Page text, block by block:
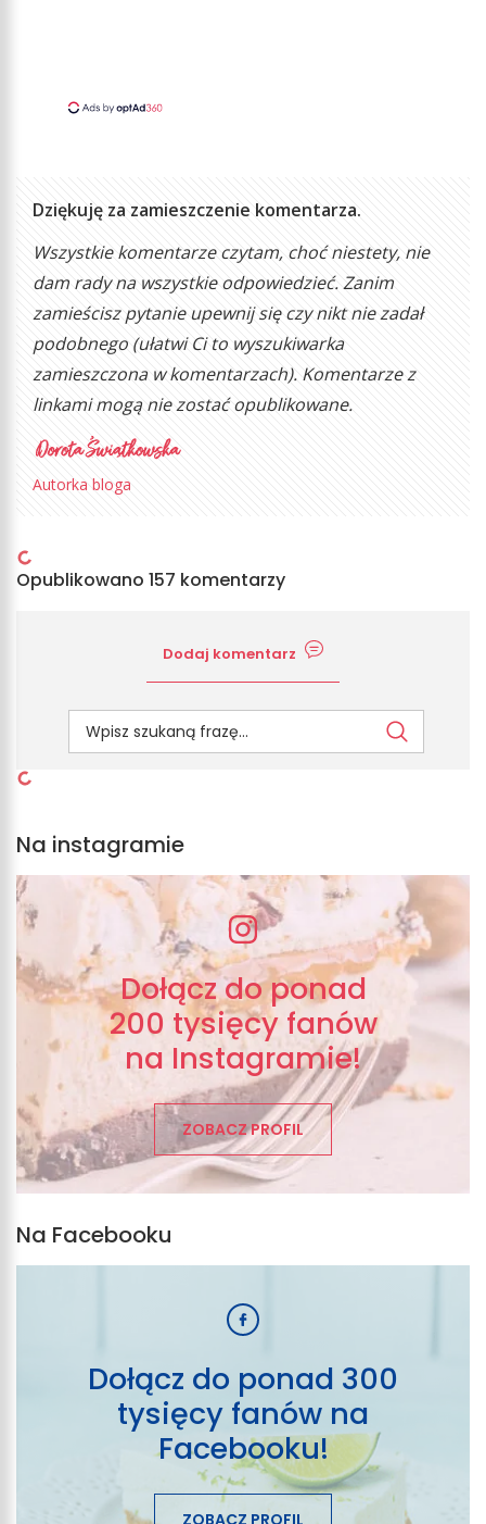
Dziękuję za zamieszczenie komentarza.
Wszystkie komentarze czytam, choć niestety, nie
dam rady na wszystkie odpowiedzieć. Zanim
zamieścisz pytanie upewnij się czy nikt nie zadał
podobnego (ułatwi Ci to wyszukiwarka
zamieszczona w komentarzach). Komentarze z
linkami mogą nie zostać opublikowane.
Autorka bloga
Opublikowano 157 komentarzy
Dodaj komentarz
Na instagramie
Dołącz do ponad
200 tysięcy fanów
na Instagramie!
ZOBACZ PROFIL
Na Facebooku
Dołącz do ponad 300
tysięcy fanów na
Facebooku!